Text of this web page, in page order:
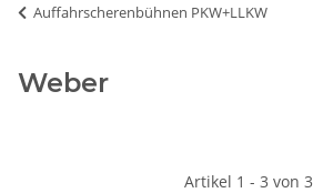
Auffahrscherenbühnen PKW+LLKW
Weber
Artikel 1 - 3 von 3